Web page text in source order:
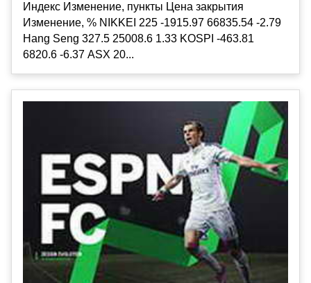
Индекс Изменение, пункты Цена закрытия
Изменение, % NIKKEI 225 -1915.97 66835.54 -2.79
Hang Seng 327.5 25008.6 1.33 KOSPI -463.81
6820.6 -6.37 ASX 20...